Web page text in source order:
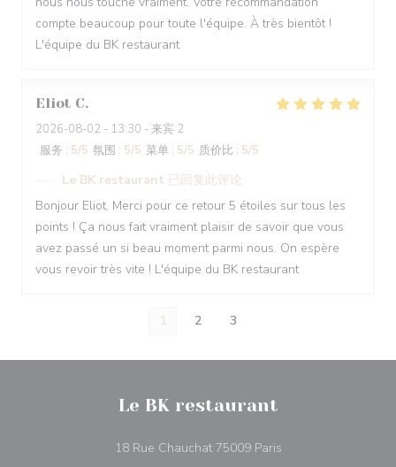
compte beaucoup pour toute l'équipe. À très bientôt !
L'équipe du BK restaurant
Eliot C
2026-08-02 - 13:30 - 来宾 2
服务 : 5/5 氛围 : 5/5 菜单 : 5/5 质价比 : 5/5
Le BK restaurant 已回复此评论
Bonjour Eliot, Merci pour ce retour 5 étoiles sur tous les
points ! Ça nous fait vraiment plaisir de savoir que vous
avez passé un si beau moment parmi nous. On espère
vous revoir très vite ! L'équipe du BK restaurant
1 2 3
Le BK restaurant
18 Rue Chauchat 75009 Paris((在新窗口中打开))